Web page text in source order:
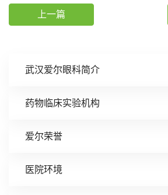
武汉爱尔眼科简介
药物临床实验机构
爱尔荣誉
医院环境
上一篇